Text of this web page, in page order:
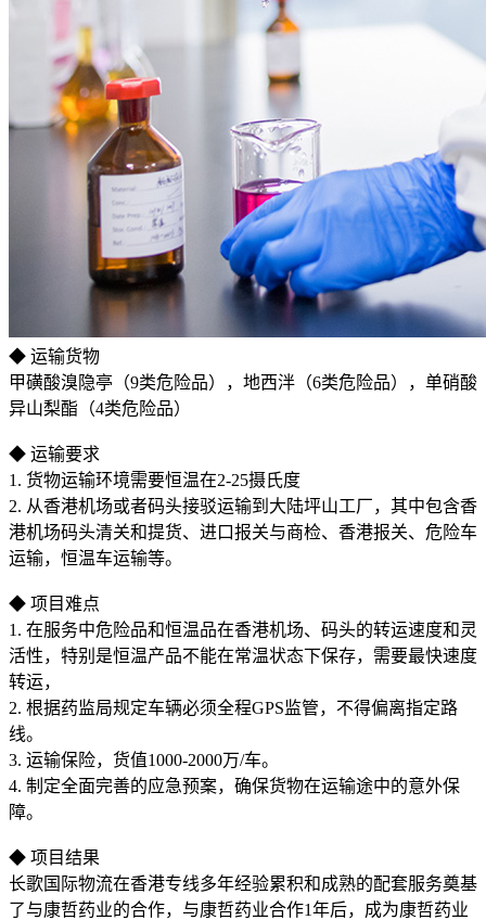
◆ 运输货物
甲磺酸溴隐亭（9类危险品），地西泮（6类危险品），单硝酸
异山梨酯（4类危险品）
◆ 运输要求
1. 货物运输环境需要恒温在2-25摄氏度
2. 从香港机场或者码头接驳运输到大陆坪山工厂，其中包含香
港机场码头清关和提货、进口报关与商检、香港报关、危险车
运输，恒温车运输等。
◆ 项目难点
1. 在服务中危险品和恒温品在香港机场、码头的转运速度和灵
活性，特别是恒温产品不能在常温状态下保存，需要最快速度
转运，
2. 根据药监局规定车辆必须全程GPS监管，不得偏离指定路
线。
3. 运输保险，货值1000-2000万/车。
4. 制定全面完善的应急预案，确保货物在运输途中的意外保
障。
◆ 项目结果
长歌国际物流在香港专线多年经验累积和成熟的配套服务奠基
了与康哲药业的合作，与康哲药业合作1年后，成为康哲药业